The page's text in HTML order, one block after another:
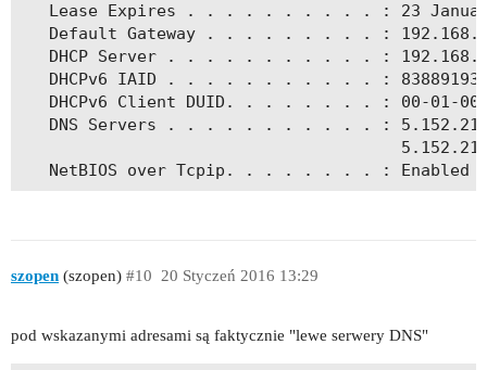
Lease Expires . . . . . . . . . . : 23
Default Gateway . . . . . . . . . :
DHCP Server . . . . . . . . . . . :
   DHCPv6 IAID . . . . . . . . . . . : 83889193
DHCPv6 Client DUID. . . . . . . . : 00-01-
DNS Servers . . . . . . . . . . . :
   NetBIOS over Tcpip. . . . . . . . : Enabled
szopen (szopen) 20 Styczeń 2016 13:29
#10
pod wskazanymi adresami są faktycznie "lewe serwery DNS"